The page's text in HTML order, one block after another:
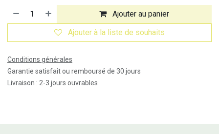
Ajouter au panier
Ajouter à la liste de souhaits
Conditions générales
Garantie satisfait ou remboursé de 30 jours
Livraison : 2-3 jours ouvrables